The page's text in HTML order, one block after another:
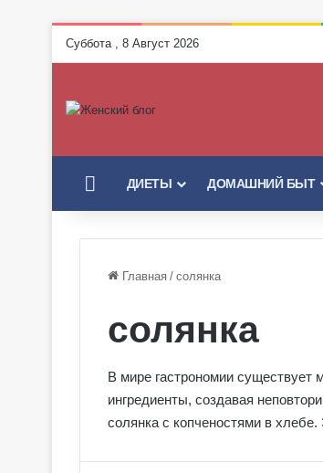
Суббота , 8 Август 2026
ГЛАВНАЯ
ДИЕТЫ ДОМАШНИЙ БЫТ
Главная / солянка
солянка
В мире гастрономии существует
ингредиенты, создавая
солянка с копченостями в